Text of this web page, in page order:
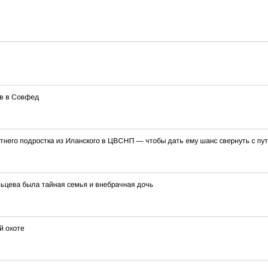
в Совфед
подростка из Иланского в ЦВСНП — чтобы дать ему шанс свернуть с
была тайная семья и внебрачная дочь
охоте